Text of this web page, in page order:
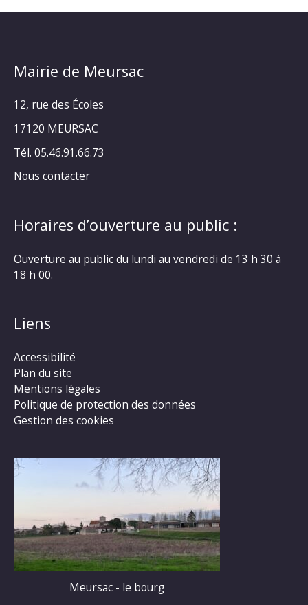
Mairie de Meursac
12, rue des Écoles
17120 MEURSAC
Tél. 05.46.91.66.73
Nous contacter
Horaires d’ouverture au public :
Ouverture au public du lundi au vendredi de 13 h 30 à
18 h 00.
Liens
Accessibilité
Plan du site
Mentions légales
Politique de protection des données
Gestion des cookies
Meursac - le bourg